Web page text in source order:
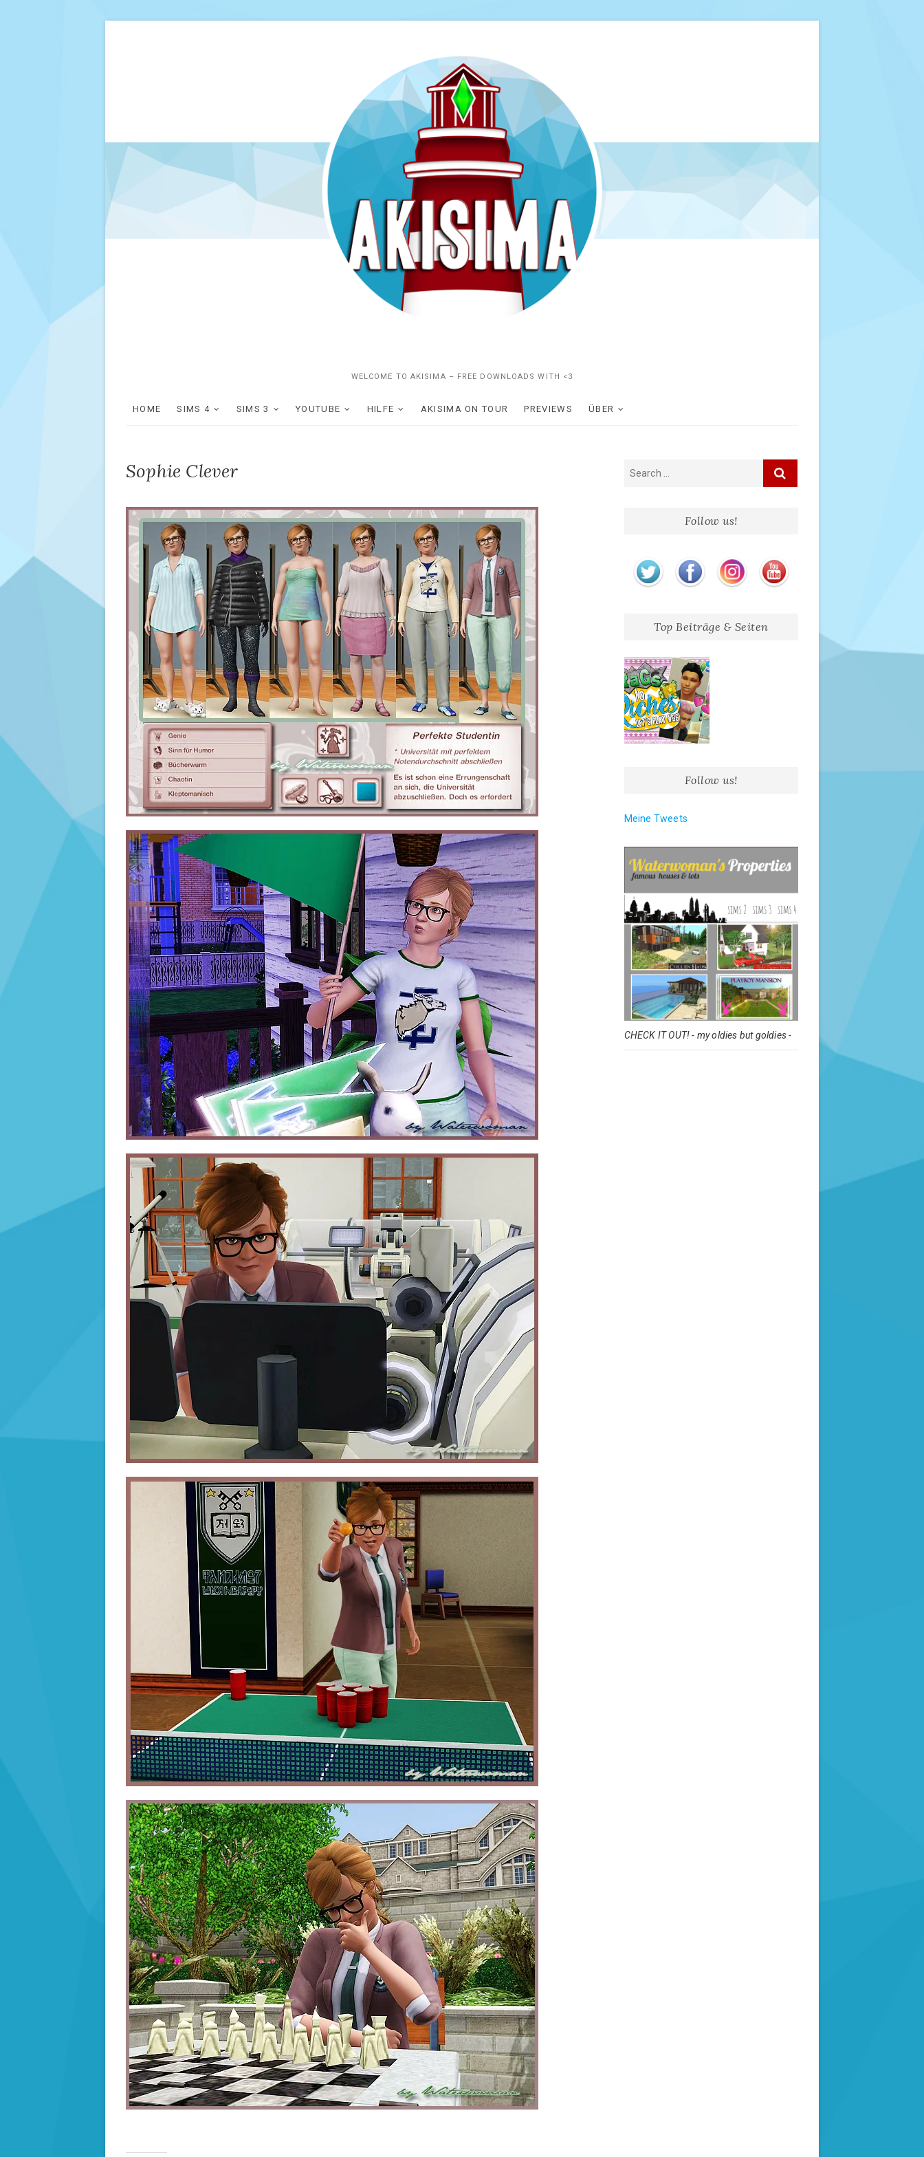
WELCOME TO AKISIMA – FREE DOWNLOADS WITH <3
HOME SIMS 4 SIMS 3 YOUTUBE HILFE AKISIMA ON TOUR PREVIEWS ÜBER
Sophie Clever
Follow us!
Top Beiträge & Seiten
Follow us!
Meine Tweets
CHECK IT OUT! - my oldies but goldies -